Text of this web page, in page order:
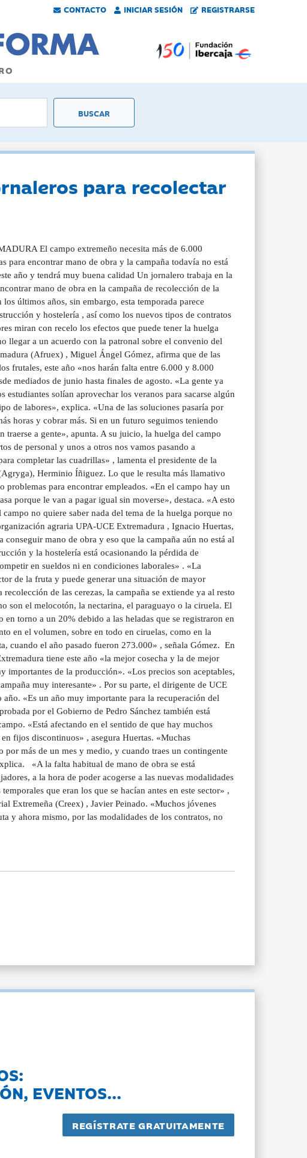
CONTACTO INICIAR SESIÓN REGISTRARSE
para recolectar
El campo extremeño necesita más de 6.000
para encontrar mano de obra y la campaña todavía no está
año y tendrá muy buena calidad Un jornalero trabaja en la
mano de obra en la campaña de recolección de la
últimos años, sin embargo, esta temporada parece
y hostelería , así como los nuevos tipos de contratos
miran con recelo los efectos que puede tener la huelga
llegar a un acuerdo con la patronal sobre el convenio del
(Afruex) , Miguel Ángel Gómez, afirma que de las
frutales, este año «nos harán falta entre 6.000 y 8.000
mediados de junio hasta finales de agosto. «La gente ya
solían aprovechar los veranos para sacarse algún
de labores», explica. «Una de las soluciones pasaría por
horas y cobrar más. Si en un futuro seguimos teniendo
a gente», apunta. A su juicio, la huelga del campo
de personal y unos a otros nos vamos pasando a
completar las cuadrillas» , lamenta el presidente de la
Herminio Íñiguez. Lo que le resulta más llamativo
problemas para encontrar empleados. «En el campo hay un
porque le van a pagar igual sin moverse», destaca. «A esto
no quiere saber nada del tema de la huelga porque no
agraria UPA-UCE Extremadura , Ignacio Huertas,
mano de obra y eso que la campaña aún no está al
y la hostelería está ocasionando la pérdida de
en sueldos ni en condiciones laborales» . «La
de la fruta y puede generar una situación de mayor
de las cerezas, la campaña se extiende ya al resto
son el melocotón, la nectarina, el paraguayo o la ciruela. El
torno a un 20% debido a las heladas que se registraron en
en el volumen, sobre en todo en ciruelas, como en la
cuando el año pasado fueron 273.000» , señala Gómez. En
tiene este año «la mejor cosecha y la de mejor
importantes de la producción». «Los precios son aceptables,
muy interesante» . Por su parte, el dirigente de UCE
«Es un año muy importante para la recuperación del
por el Gobierno de Pedro Sánchez también está
«Está afectando en el sentido de que hay muchos
fijos discontinuos» , asegura Huertas. «Muchas
por más de un mes y medio, y cuando traes un contingente
«A la falta habitual de mano de obra se está
a la hora de poder acogerse a las nuevas modalidades
que eran los que se hacían antes en este sector» ,
Extremeña (Creex) , Javier Peinado. «Muchos jóvenes
y ahora mismo, por las modalidades de los contratos, no
EVENTOS...